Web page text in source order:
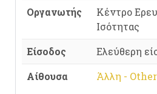
Οργανωτής
Κέντρο
Ισότητας
Είσοδος
Ελεύθερη
Αίθουσα
Άλλη - Other